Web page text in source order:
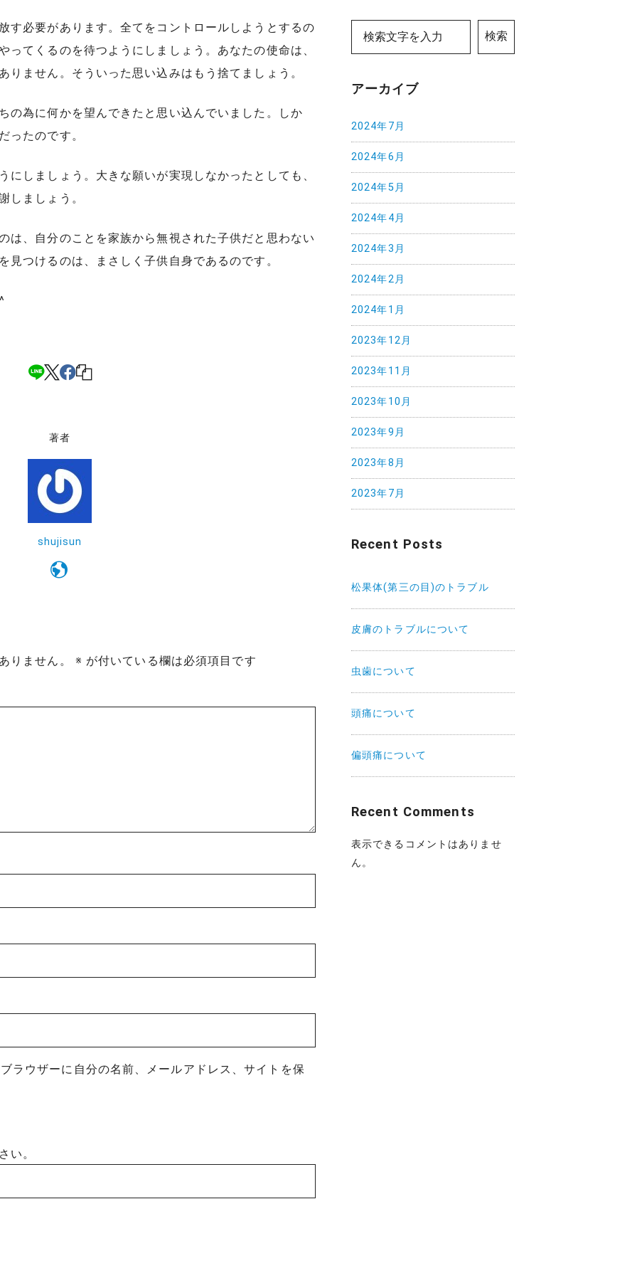
す必要があります。全てをコントロールしようとするの
ってくるのを待つようにしましょう。あなたの使命は、
りません。そういった思い込みはもう捨てましょう。
の為に何かを望んできたと思い込んでいました。しか
ったのです。
にしましょう。大きな願いが実現しなかったとしても、
しましょう。
は、自分のことを家族から無視された子供だと思わない
見つけるのは、まさしく子供自身であるのです。
著者
shujisun
りません。
※ が付いている欄は必須項目です
ラウザーに自分の名前、メールアドレス、サイトを保
い。
検索
アーカイブ
2024年7月
2024年6月
2024年5月
2024年4月
2024年3月
2024年2月
2024年1月
2023年12月
2023年11月
2023年10月
2023年9月
2023年8月
2023年7月
Recent Posts
松果体(第三の目)のトラブル
皮膚のトラブルについて
虫歯について
頭痛について
偏頭痛について
Recent Comments
表示できるコメントはありませ
ん。